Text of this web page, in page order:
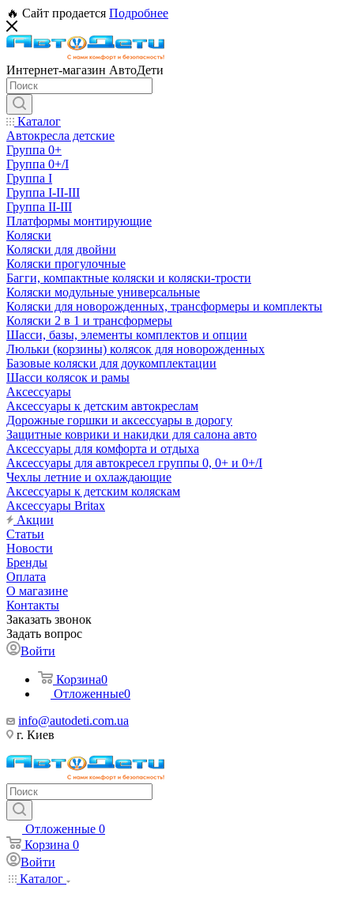
🔥 Сайт продается Подробнее
Интернет-магазин АвтоДети
Каталог
Автокресла детские
Группа 0+
Группа 0+/I
Группа I
Группа I-II-III
Группа II-III
Платформы монтирующие
Коляски
Коляски для двойни
Коляски прогулочные
Багги, компактные коляски и коляски-трости
Коляски модульные универсальные
Коляски для новорожденных, трансформеры и комплекты
Коляски 2 в 1 и трансформеры
Шасси, базы, элементы комплектов и опции
Люльки (корзины) колясок для новорожденных
Базовые коляски для доукомплектации
Шасси колясок и рамы
Аксессуары
Аксессуары к детским автокреслам
Дорожные горшки и аксессуары в дорогу
Защитные коврики и накидки для салона авто
Аксессуары для комфорта и отдыха
Аксессуары для автокресел группы 0, 0+ и 0+/I
Чехлы летние и охлаждающие
Аксессуары к детским коляскам
Аксессуары Britax
Акции
Статьи
Новости
Бренды
Оплата
О магазине
Контакты
Заказать звонок
Задать вопрос
Войти
Корзина0
Отложенные0
info@autodeti.com.ua
г. Киев
Отложенные 0
Корзина 0
Войти
Каталог